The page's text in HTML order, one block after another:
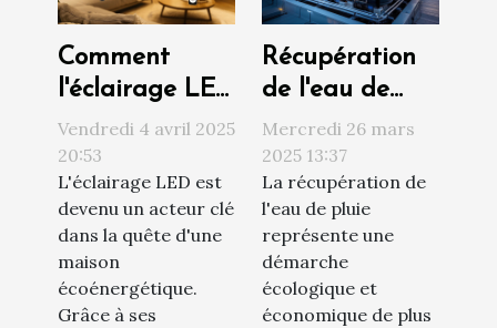
Comment
l'éclairage LED
transforme
l'efficacité
énergétique à
la maison
Vendredi 4 avril 2025
20:53
L'éclairage LED est
devenu un acteur clé
dans la quête d'une
maison
écoénergétique.
Grâce à ses
Récupération
de l'eau de
pluie et
utilisation
domestique les
systèmes les
plus efficaces
Mercredi 26 mars
2025 13:37
La récupération de
l'eau de pluie
représente une
démarche
écologique et
économique de plus